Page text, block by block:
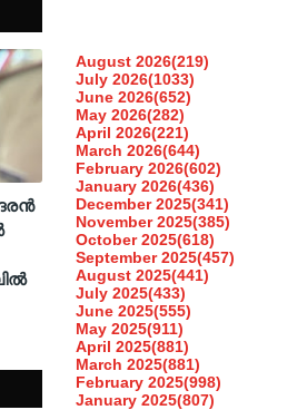
August 2026(219)
July 2026(1033)
June 2026(652)
May 2026(282)
April 2026(221)
March 2026(644)
February 2026(602)
January 2026(436)
December 2025(341)
November 2025(385)
October 2025(618)
September 2025(457)
August 2025(441)
July 2025(433)
June 2025(555)
May 2025(911)
April 2025(881)
March 2025(881)
February 2025(998)
January 2025(807)